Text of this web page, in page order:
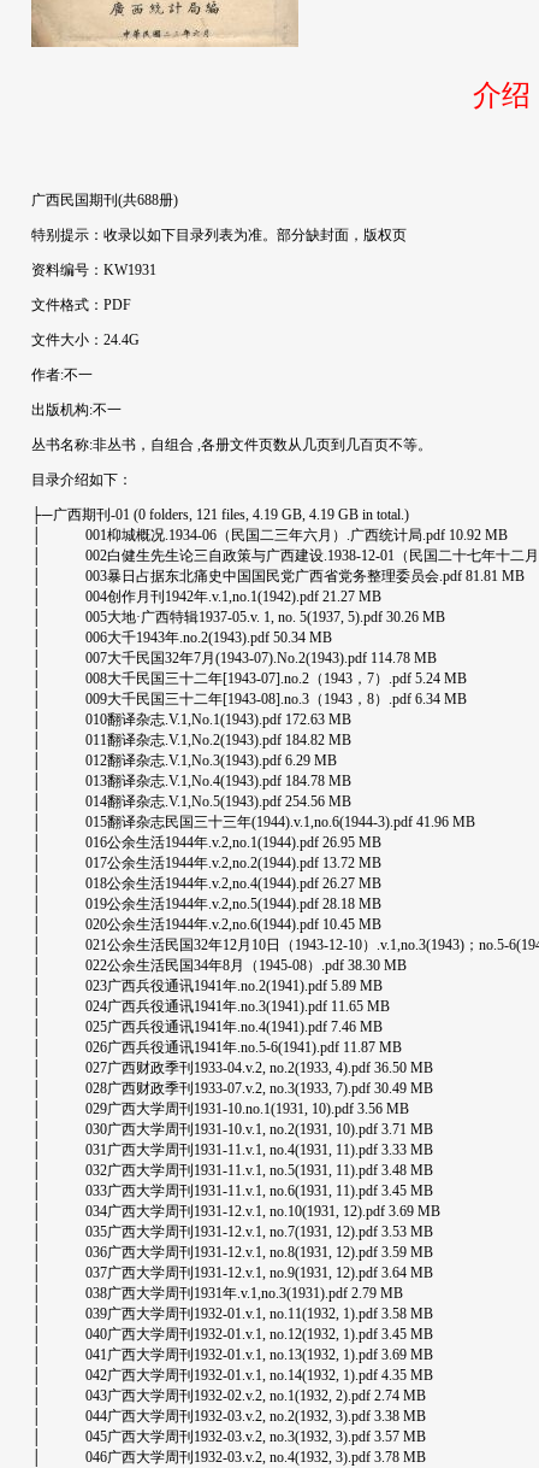
介绍
广西民国期刊(共688册)
特别提示：收录以如下目录列表为准。部分缺封面，版权页
资料编号：KW1931
文件格式：PDF
文件大小：24.4G
作者:不一
出版机构:不一
丛书名称:非丛书，自组合 ,各册文件页数从几页到几百页不等。
目录介绍如下：
├─广西期刊-01 (0 folders, 121 files, 4.19 GB, 4.19 GB in total.)
│ 001枊城概况.1934-06（民国二三年六月）.广西统计局.pdf 10.92 MB
│ 002白健生先生论三自政策与广西建设.1938-12-01（民国二十七年十二月
│ 003暴日占据东北痛史中国国民党广西省党务整理委员会.pdf 81.81 MB
│ 004创作月刊1942年.v.1,no.1(1942).pdf 21.27 MB
│ 005大地·广西特辑1937-05.v. 1, no. 5(1937, 5).pdf 30.26 MB
│ 006大千1943年.no.2(1943).pdf 50.34 MB
│ 007大千民国32年7月(1943-07).No.2(1943).pdf 114.78 MB
│ 008大千民国三十二年[1943-07].no.2（1943，7）.pdf 5.24 MB
│ 009大千民国三十二年[1943-08].no.3（1943，8）.pdf 6.34 MB
│ 010翻译杂志.V.1,No.1(1943).pdf 172.63 MB
│ 011翻译杂志.V.1,No.2(1943).pdf 184.82 MB
│ 012翻译杂志.V.1,No.3(1943).pdf 6.29 MB
│ 013翻译杂志.V.1,No.4(1943).pdf 184.78 MB
│ 014翻译杂志.V.1,No.5(1943).pdf 254.56 MB
│ 015翻译杂志民国三十三年(1944).v.1,no.6(1944-3).pdf 41.96 MB
│ 016公余生活1944年.v.2,no.1(1944).pdf 26.95 MB
│ 017公余生活1944年.v.2,no.2(1944).pdf 13.72 MB
│ 018公余生活1944年.v.2,no.4(1944).pdf 26.27 MB
│ 019公余生活1944年.v.2,no.5(1944).pdf 28.18 MB
│ 020公余生活1944年.v.2,no.6(1944).pdf 10.45 MB
│ 021公余生活民国32年12月10日（1943-12-10）.v.1,no.3(1943)；no.5-
│ 022公余生活民国34年8月（1945-08）.pdf 38.30 MB
│ 023广西兵役通讯1941年.no.2(1941).pdf 5.89 MB
│ 024广西兵役通讯1941年.no.3(1941).pdf 11.65 MB
│ 025广西兵役通讯1941年.no.4(1941).pdf 7.46 MB
│ 026广西兵役通讯1941年.no.5-6(1941).pdf 11.87 MB
│ 027广西财政季刊1933-04.v.2, no.2(1933, 4).pdf 36.50 MB
│ 028广西财政季刊1933-07.v.2, no.3(1933, 7).pdf 30.49 MB
│ 029广西大学周刊1931-10.no.1(1931, 10).pdf 3.56 MB
│ 030广西大学周刊1931-10.v.1, no.2(1931, 10).pdf 3.71 MB
│ 031广西大学周刊1931-11.v.1, no.4(1931, 11).pdf 3.33 MB
│ 032广西大学周刊1931-11.v.1, no.5(1931, 11).pdf 3.48 MB
│ 033广西大学周刊1931-11.v.1, no.6(1931, 11).pdf 3.45 MB
│ 034广西大学周刊1931-12.v.1, no.10(1931, 12).pdf 3.69 MB
│ 035广西大学周刊1931-12.v.1, no.7(1931, 12).pdf 3.53 MB
│ 036广西大学周刊1931-12.v.1, no.8(1931, 12).pdf 3.59 MB
│ 037广西大学周刊1931-12.v.1, no.9(1931, 12).pdf 3.64 MB
│ 038广西大学周刊1931年.v.1,no.3(1931).pdf 2.79 MB
│ 039广西大学周刊1932-01.v.1, no.11(1932, 1).pdf 3.58 MB
│ 040广西大学周刊1932-01.v.1, no.12(1932, 1).pdf 3.45 MB
│ 041广西大学周刊1932-01.v.1, no.13(1932, 1).pdf 3.69 MB
│ 042广西大学周刊1932-01.v.1, no.14(1932, 1).pdf 4.35 MB
│ 043广西大学周刊1932-02.v.2, no.1(1932, 2).pdf 2.74 MB
│ 044广西大学周刊1932-03.v.2, no.2(1932, 3).pdf 3.38 MB
│ 045广西大学周刊1932-03.v.2, no.3(1932, 3).pdf 3.57 MB
│ 046广西大学周刊1932-03.v.2, no.4(1932, 3).pdf 3.78 MB